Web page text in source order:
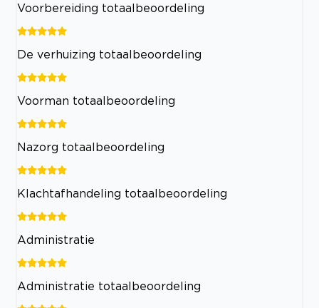
Voorbereiding totaalbeoordeling
De verhuizing totaalbeoordeling
Voorman totaalbeoordeling
Nazorg totaalbeoordeling
Klachtafhandeling totaalbeoordeling
Administratie
Administratie totaalbeoordeling